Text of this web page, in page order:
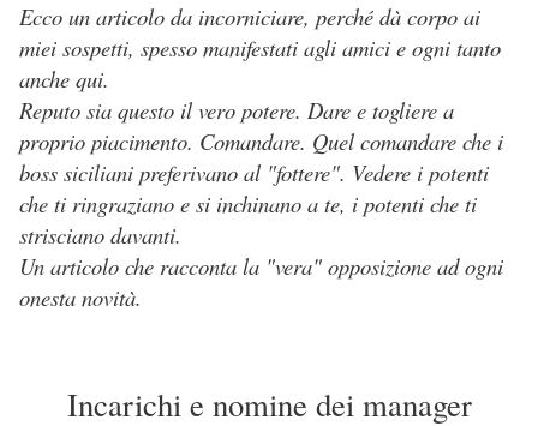
Ecco un articolo da incorniciare, perché dà corpo ai
miei sospetti, spesso manifestati agli amici e ogni tanto
anche qui.
Reputo sia questo il vero potere. Dare e togliere a
proprio piacimento. Comandare. Quel comandare che i
boss siciliani preferivano al "fottere". Vedere i potenti
che ti ringraziano e si inchinano a te, i potenti che ti
strisciano davanti.
Un articolo che racconta la "vera" opposizione ad ogni
onesta novità.
Incarichi e nomine dei manager